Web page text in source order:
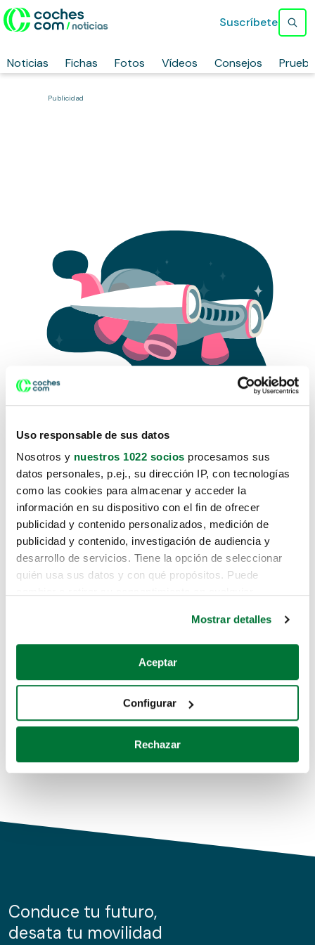
Uso responsable de sus datos
Nosotros y nuestros 1022 socios procesamos sus
datos personales, p.ej., su dirección IP, con tecnologías
como las cookies para almacenar y acceder la
información en su dispositivo con el fin de ofrecer
publicidad y contenido personalizados, medición de
publicidad y contenido, investigación de audiencia y
desarrollo de servicios. Tiene la opción de seleccionar
quién usa sus datos y con qué propósitos. Puede
Si lo permite, también quisiéramos:
Recopilar información sobre su ubicación geográfica
Identificar su dispositivo analizándolo activamente
para buscar características específicas (huellas
Obtenga más información sobre cómo se procesan sus
de cookies.
información sobre el uso que haga del sitio web con
nuestros partners de redes sociales, publicidad y análisis
Mostrar detalles
Aceptar
Configurar
Rechazar
Noticias Fichas Fotos Vídeos Consejos
Suscríbete
Publicidad
Lo sentimos, no sabemos como
te hemos traido hasta aquí.
Pero puedes encontrar el coche que estás
buscando en alguno de estos enlaces:
Coches de segunda mano
Coches de km0
Conduce tu futuro,
desata tu movilidad